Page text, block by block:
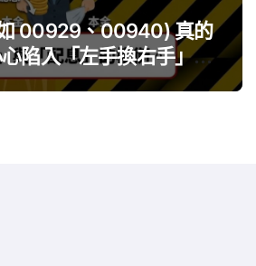
00929、00940) 真的
陷入「左手換右手」迷